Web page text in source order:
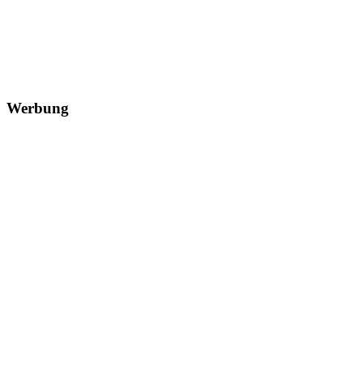
Werbung